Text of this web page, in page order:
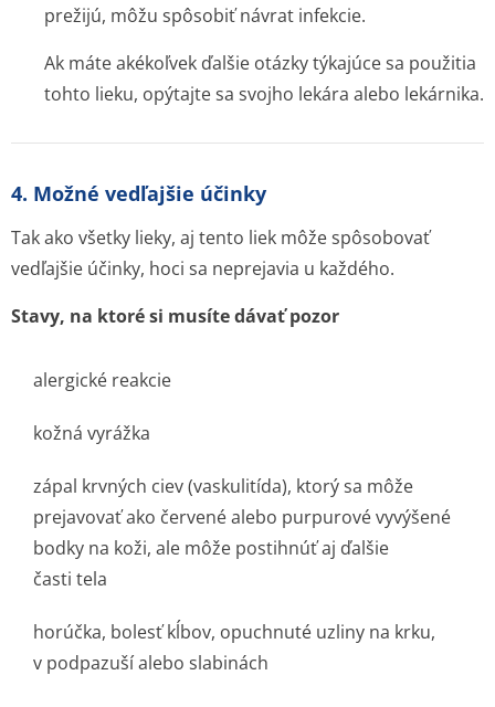
prežijú, môžu spôsobiť návrat infekcie.
Ak máte akékoľvek ďalšie otázky týkajúce sa použitia
tohto lieku, opýtajte sa svojho lekára alebo lekárnika.
4. Možné vedľajšie účinky
Tak ako všetky lieky, aj tento liek môže spôsobovať
vedľajšie účinky, hoci sa neprejavia u každého.
Stavy, na ktoré si musíte dávať pozor
alergické reakcie
kožná vyrážka
zápal krvných ciev (vaskulitída), ktorý sa môže
prejavovať ako červené alebo purpurové vyvýšené
bodky na koži, ale môže postihnúť aj ďalšie
časti tela
horúčka, bolesť kĺbov, opuchnuté uzliny na krku,
v podpazuší alebo slabinách